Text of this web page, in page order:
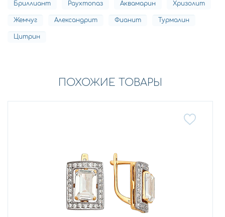
Бриллиант Раухтопаз Аквамарин Хризолит
Жемчуг Александрит Фианит Турмалин
Цитрин
ПОХОЖИЕ ТОВАРЫ